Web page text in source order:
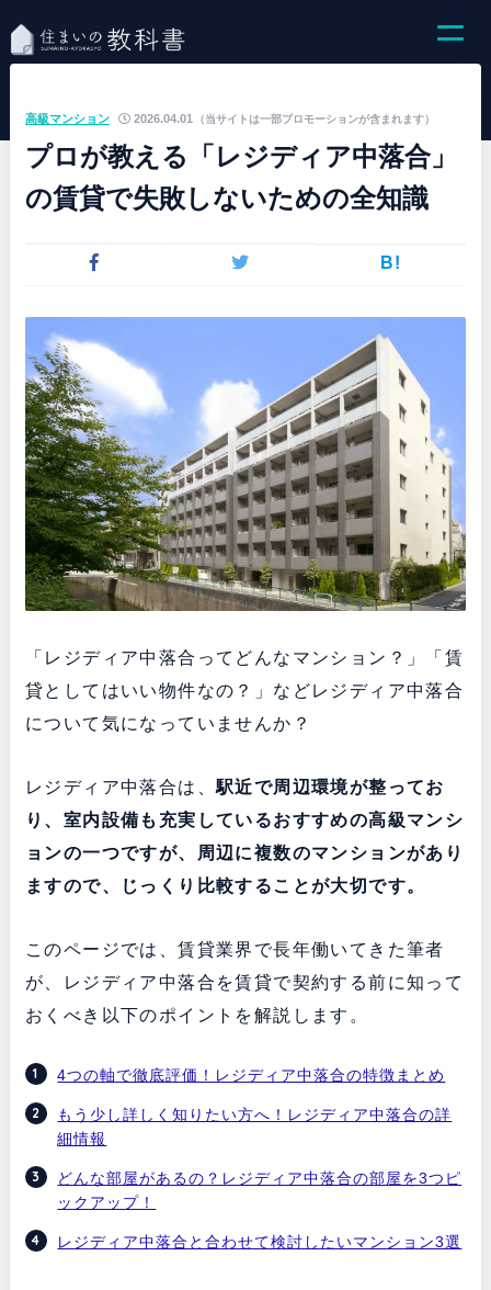
（当サイトは一部プロモーションが含まれます）
高級マンション 2026.04.01
プロが教える「レジディア中落合」
の賃貸で失敗しないための全知識
B!
「レジディア中落合ってどんなマンション？」「賃
貸としてはいい物件なの？」などレジディア中落合
について気になっていませんか？
レジディア中落合は、駅近で周辺環境が整ってお
り、室内設備も充実しているおすすめの高級マンシ
ョンの一つですが、周辺に複数のマンションがあり
ますので、じっくり比較することが大切です。
このページでは、賃貸業界で長年働いてきた筆者
が、レジディア中落合を賃貸で契約する前に知って
おくべき以下のポイントを解説します。
4つの軸で徹底評価！レジディア中落合の特徴まとめ
もう少し詳しく知りたい方へ！レジディア中落合の詳
細情報
どんな部屋があるの？レジディア中落合の部屋を3つピ
ックアップ！
レジディア中落合と合わせて検討したいマンション3選